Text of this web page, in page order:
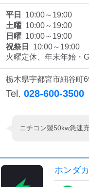
平日
10:00～19:00
土曜 10:00～19:00
日曜 10:00～19:00
祝祭日
10:00～19:00
火曜定休、年末年始・
栃木県宇都宮市細谷町
Tel. 028-600-3500
ホンダ